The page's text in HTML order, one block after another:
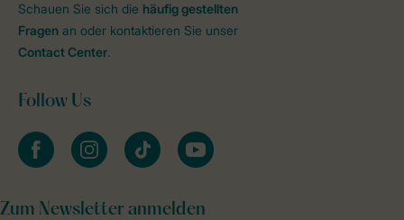
Schauen Sie sich die häufig gestellten
Fragen an oder kontaktieren Sie unser
Contact Center.
Follow Us
facebookinstagramtiktok youtube
Zum Newsletter anmelden